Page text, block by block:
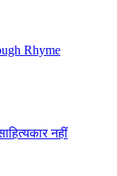
Rhyme
नहीं